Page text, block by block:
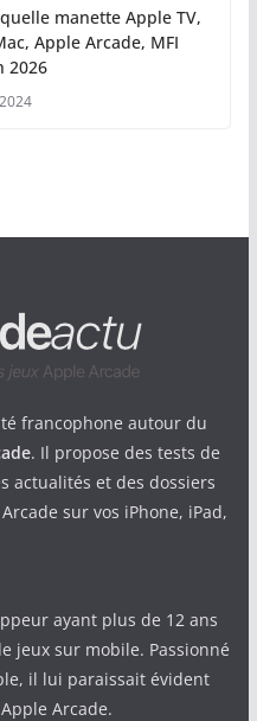
manette Apple TV,
Apple Arcade, MFI
2026
francophone autour du
. Il propose des tests de
actualités et des dossiers
sur vos iPhone, iPad,
ayant plus de 12 ans
jeux sur mobile. Passionné
il lui paraissait évident
Arcade.